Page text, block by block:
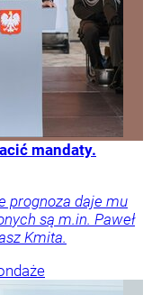
mandaty.
prognoza daje mu
są m.in. Paweł
Kmita.